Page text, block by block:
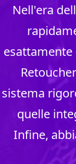
Nell'era
esattamente
sistema
quelle
Infine,